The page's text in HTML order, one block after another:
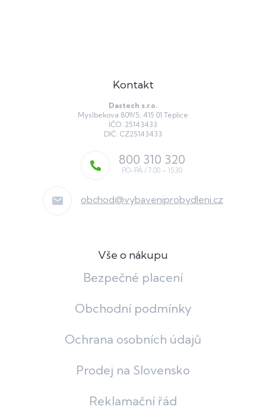
Kontakt
Dastech s.r.o.
Myslbekova 809/5, 415 01 Teplice
IČO: 25143433
DIČ: CZ25143433
obchod@vybaveniprobydleni.cz
800 310 320
Vše o nákupu
Bezpečné placení
Obchodní podmínky
Ochrana osobních údajů
Prodej na Slovensko
Reklamační řád